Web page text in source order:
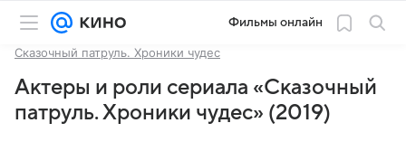
Фильмы онлайн
Сказочный патруль. Хроники чудес
Актеры и роли сериала «Сказочный
патруль. Хроники чудес» (2019)